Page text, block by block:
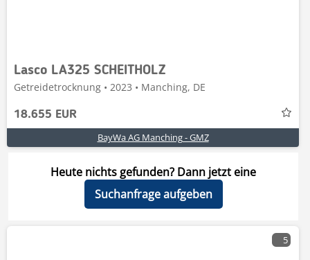
Lasco LA325 SCHEITHOLZ
Getreidetrocknung • 2023 • Manching, DE
18.655 EUR
BayWa AG Manching - GMZ
Heute nichts gefunden? Dann jetzt eine
Suchanfrage aufgeben
5